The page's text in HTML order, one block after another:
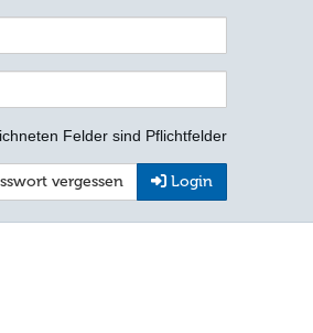
Felder sind Pflichtfelder
vergessen Login